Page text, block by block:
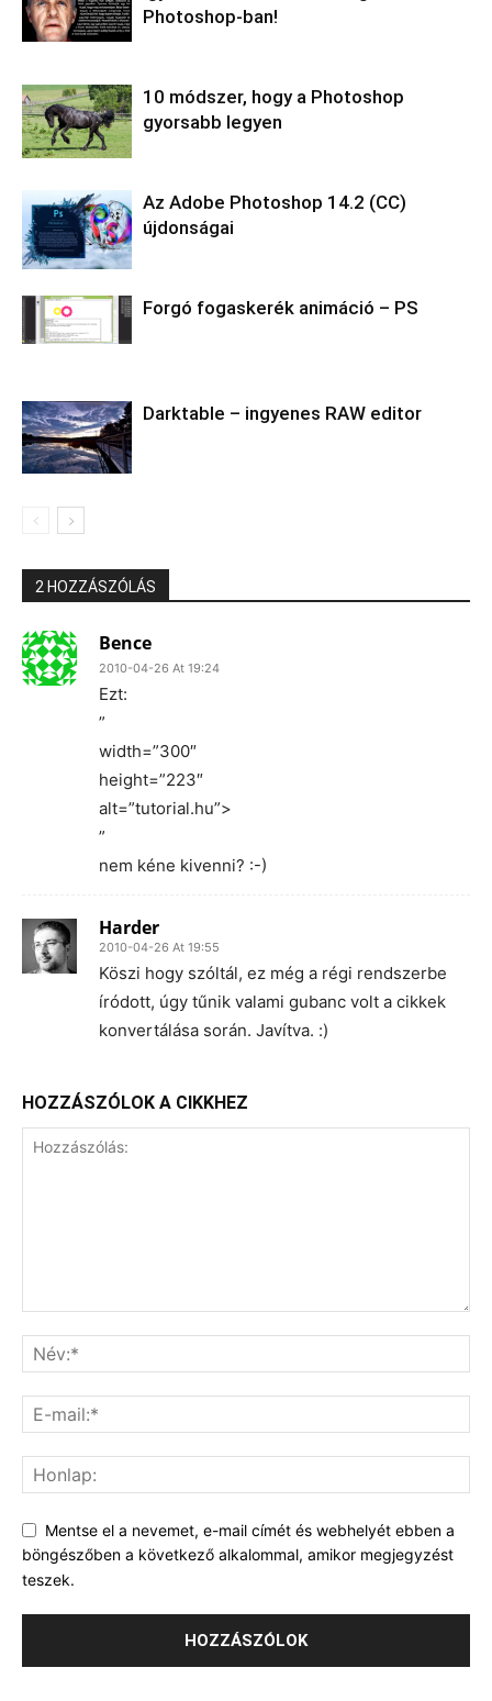
Photoshop-ban!
10 módszer, hogy a Photoshop
gyorsabb legyen
Az Adobe Photoshop 14.2 (CC)
újdonságai
Forgó fogaskerék animáció – PS
Darktable – ingyenes RAW editor
2 HOZZÁSZÓLÁS
Bence
2010-04-26 At 19:24
Ezt:
”
width=”300″
height=”223″
alt=”tutorial.hu”>
”
nem kéne kivenni? :-)
Harder
2010-04-26 At 19:55
Köszi hogy szóltál, ez még a régi rendszerbe
íródott, úgy tűnik valami gubanc volt a cikkek
konvertálása során. Javítva. :)
HOZZÁSZÓLOK A CIKKHEZ
Mentse el a nevemet, e-mail címét és webhelyét ebben a
böngészőben a következő alkalommal, amikor megjegyzést
teszek.